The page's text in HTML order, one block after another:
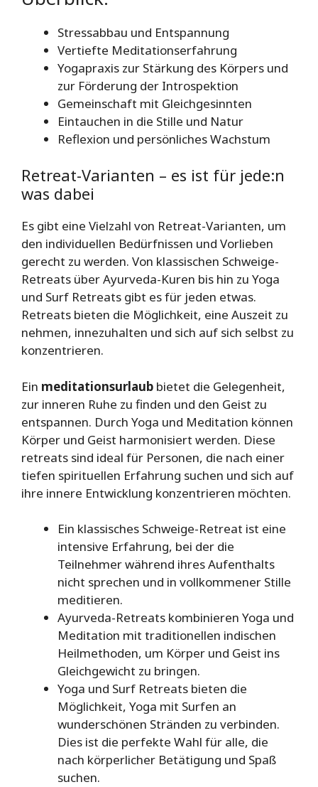
Stressabbau und Entspannung
Vertiefte Meditationserfahrung
Yogapraxis zur Stärkung des Körpers und
zur Förderung der Introspektion
Gemeinschaft mit Gleichgesinnten
Eintauchen in die Stille und Natur
Reflexion und persönliches Wachstum
Retreat-Varianten – es ist für jede:n
was dabei
Es gibt eine Vielzahl von Retreat-Varianten, um
den individuellen Bedürfnissen und Vorlieben
gerecht zu werden. Von klassischen Schweige-
Retreats über Ayurveda-Kuren bis hin zu Yoga
und Surf Retreats gibt es für jeden etwas.
Retreats bieten die Möglichkeit, eine Auszeit zu
nehmen, innezuhalten und sich auf sich selbst zu
konzentrieren.
Ein meditationsurlaub bietet die Gelegenheit,
zur inneren Ruhe zu finden und den Geist zu
entspannen. Durch Yoga und Meditation können
Körper und Geist harmonisiert werden. Diese
retreats sind ideal für Personen, die nach einer
tiefen spirituellen Erfahrung suchen und sich auf
ihre innere Entwicklung konzentrieren möchten.
Ein klassisches Schweige-Retreat ist eine
intensive Erfahrung, bei der die
Teilnehmer während ihres Aufenthalts
nicht sprechen und in vollkommener Stille
meditieren.
Ayurveda-Retreats kombinieren Yoga und
Meditation mit traditionellen indischen
Heilmethoden, um Körper und Geist ins
Gleichgewicht zu bringen.
Yoga und Surf Retreats bieten die
Möglichkeit, Yoga mit Surfen an
wunderschönen Stränden zu verbinden.
Dies ist die perfekte Wahl für alle, die
nach körperlicher Betätigung und Spaß
suchen.